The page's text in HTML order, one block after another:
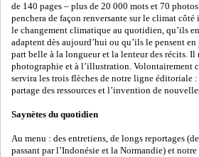
de 140 pages – plus de 20 000 mots et 70
penchera de façon renversante sur le climat
le changement climatique au quotidien, qu’ils
adaptent dès aujourd’hui ou qu’ils le pensent
part belle à la longueur et la lenteur des récits. Il
photographie et à l’illustration. Volontairement
servira les trois flèches de notre ligne éditoriale
partage des ressources et l’invention de
Saynètes du quotidien
Au menu : des entretiens, de longs reportages
passant par l’Indonésie et la Normandie) et